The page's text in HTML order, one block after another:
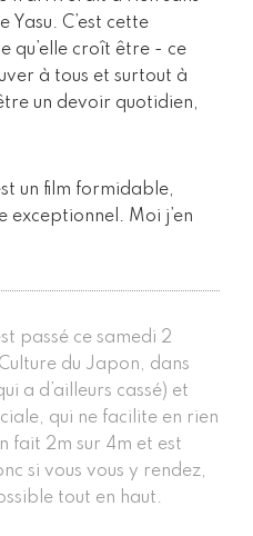
Yasu. C’est cette
qu’elle croît être - ce
à tous et surtout à
un devoir quotidien,
un film formidable,
exceptionnel. Moi j’en
passé ce samedi 2
du Japon, dans
a d’ailleurs cassé) et
qui ne facilite en rien
fait 2m sur 4m et est
si vous vous y rendez,
tout en haut.